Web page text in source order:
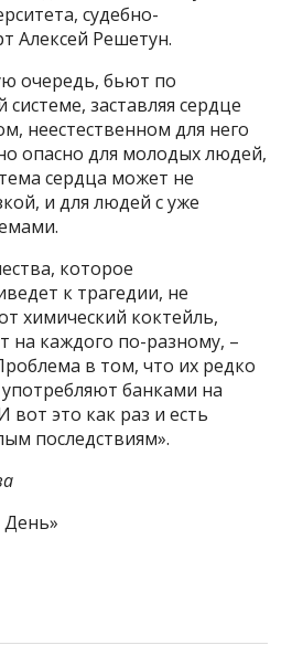
судебно-
Алексей Решетун.
очередь, бьют по
системе, заставляя сердце
неестественном для него
опасно для молодых людей,
сердца может не
и для людей с уже
которое
к трагедии, не
химический коктейль,
на каждого по-разному, –
в том, что их редко
банками на
вот это как раз и есть
последствиям».